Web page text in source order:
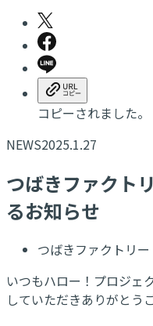
コピーされました。
NEWS2025.1.27
つばきファクト
るお知らせ
つばきファクトリー
いつもハロー！プロジェ
していただきありがとう